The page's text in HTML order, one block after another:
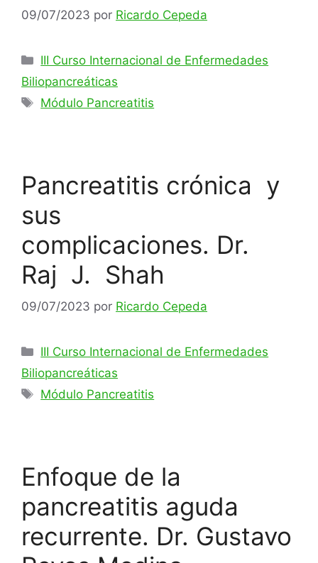
09/07/2023 por Ricardo Cepeda
Categorías
III Curso Internacional de Enfermedades
Biliopancreáticas
Etiquetas
Módulo Pancreatitis
Pancreatitis crónica y
sus
complicaciones. Dr.
Raj J. Shah
09/07/2023 por Ricardo Cepeda
Categorías
III Curso Internacional de Enfermedades
Biliopancreáticas
Etiquetas
Módulo Pancreatitis
Enfoque de la
pancreatitis aguda
recurrente. Dr. Gustavo